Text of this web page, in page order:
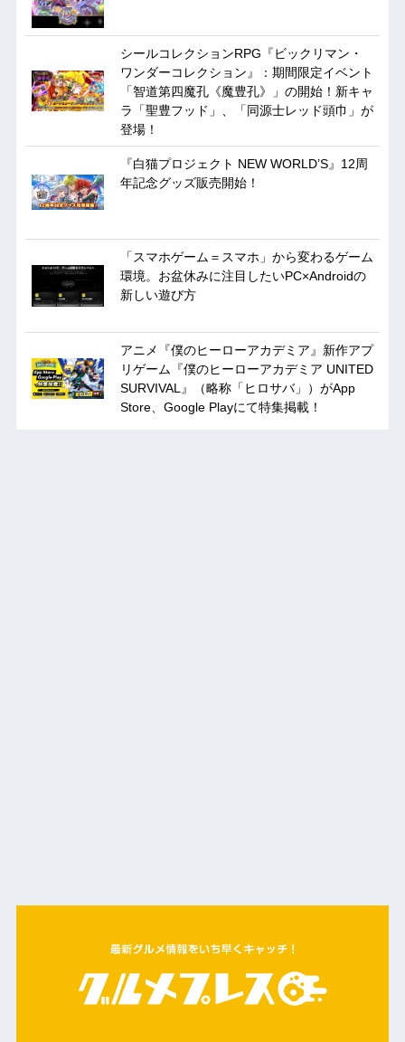
シールコレクションRPG『ビックリマン・
ワンダーコレクション』：期間限定イベント
「智道第四魔孔《魔豊孔》」の開始！新キャ
ラ「聖豊フッド」、「同源士レッド頭巾」が
登場！
『白猫プロジェクト NEW WORLD’S』12周
年記念グッズ販売開始！
「スマホゲーム＝スマホ」から変わるゲーム
環境。お盆休みに注目したいPC×Androidの
新しい遊び方
アニメ『僕のヒーローアカデミア』新作アプ
リゲーム『僕のヒーローアカデミア UNITED
SURVIVAL』（略称「ヒロサバ」）がApp
Store、Google Playにて特集掲載！